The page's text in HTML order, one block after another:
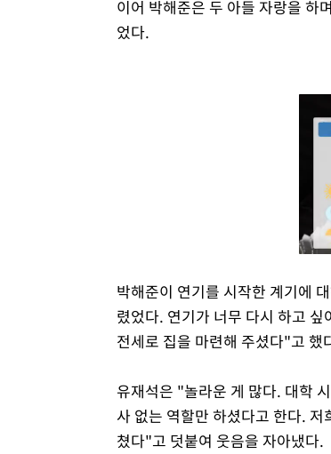
이어 박해준은 두 아들 자랑을 하
었다.
박해준이 연기를 시작한 계기에
렸었다. 연기가 너무 다시 하고
전세로 집을 마련해 주셨다"고 했
유재석은 "놀라운 게 많다. 대학
사 없는 역할만 하셨다고 한다.
쳤다"고 덧붙여 웃음을 자아냈다.